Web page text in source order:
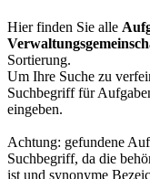
Hier finden Sie alle
Sortierung.
Um Ihre Suche zu
Suchbegriff für
eingeben.
Achtung: gefundene
Suchbegriff, da die
ist und synonyme